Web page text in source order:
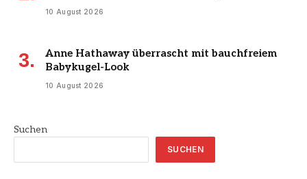
10 August 2026
Anne Hathaway überrascht mit bauchfreiem
Babykugel-Look
10 August 2026
Suchen
SUCHEN